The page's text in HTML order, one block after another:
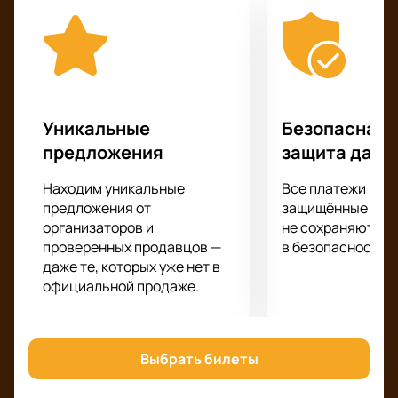
Станьте одним из тех, кто увидит шоу, которое для
вас подготовил Мераб Амзоев!
Уникальные
предложения
Находим уникальные
предложения от
организаторов и
проверенных продавцов —
даже те, которых уже нет в
официальной продаже.
Безопасная
защита
Все платежи
защищённые
не сохраняются
в безопасности.
Выбрать билеты